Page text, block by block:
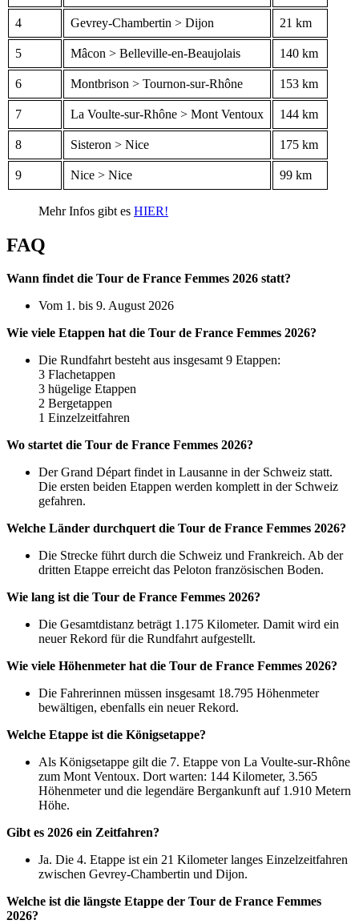
4 Gevrey-Chambertin > Dijon 21 km
5 Mâcon > Belleville-en-Beaujolais 140 km
6 Montbrison > Tournon-sur-Rhône 153 km
7 La Voulte-sur-Rhône > Mont Ventoux 144 km
8 Sisteron > Nice 175 km
9 Nice > Nice 99 km
Mehr Infos gibt es HIER!
FAQ
Wann findet die Tour de France Femmes 2026 statt?
Vom 1. bis 9. August 2026
Wie viele Etappen hat die Tour de France Femmes 2026?
Die Rundfahrt besteht aus insgesamt 9 Etappen:
3 Flachetappen
3 hügelige Etappen
2 Bergetappen
1 Einzelzeitfahren
Wo startet die Tour de France Femmes 2026?
Der Grand Départ findet in Lausanne in der Schweiz statt.
Die ersten beiden Etappen werden komplett in der Schweiz
gefahren.
Welche Länder durchquert die Tour de France Femmes 2026?
Die Strecke führt durch die Schweiz und Frankreich. Ab der
dritten Etappe erreicht das Peloton französischen Boden.
Wie lang ist die Tour de France Femmes 2026?
Die Gesamtdistanz beträgt 1.175 Kilometer. Damit wird ein
neuer Rekord für die Rundfahrt aufgestellt.
Wie viele Höhenmeter hat die Tour de France Femmes 2026?
Die Fahrerinnen müssen insgesamt 18.795 Höhenmeter
bewältigen, ebenfalls ein neuer Rekord.
Welche Etappe ist die Königsetappe?
Als Königsetappe gilt die 7. Etappe von La Voulte-sur-Rhône
zum Mont Ventoux. Dort warten: 144 Kilometer, 3.565
Höhenmeter und die legendäre Bergankunft auf 1.910 Metern
Höhe.
Gibt es 2026 ein Zeitfahren?
Ja. Die 4. Etappe ist ein 21 Kilometer langes Einzelzeitfahren
zwischen Gevrey-Chambertin und Dijon.
Welche ist die längste Etappe der Tour de France Femmes
2026?